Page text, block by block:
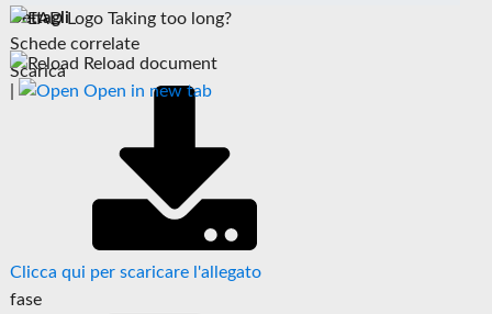
Taking too long?
Reload document
Open in new tab
Dettagli
Schede correlate
Scarica
Clicca qui per scaricare l'allegato
fase